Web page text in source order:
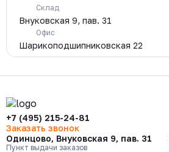
Склад
Внуковская 9, пав. 31
Офис
Шарикоподшипниковская 22
+7 (495) 215-24-81
Заказать звонок
Одинцово, Внуковская 9, пав. 31
Пункт выдачи заказов